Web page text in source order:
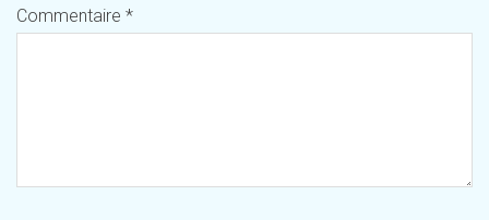
Commentaire *